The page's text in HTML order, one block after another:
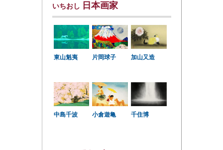
いちおし 日本画家
東山魁夷 片岡球子 加山又造
中島千波 小倉遊亀 千住博